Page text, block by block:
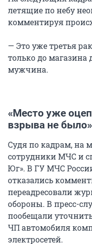
летящие по небу
комментируя
— Это уже третья
только до магазина
мужчина.
«Место уже
взрыва не было»
Судя по кадрам, на
сотрудники МЧС и
Юг». В ГУ МЧС
отказались
переадресовали
обороны. В пресс-
пообещали
ЧП автомобиля
электросетей.